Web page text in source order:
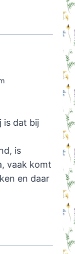
is dat bij
is
vaak komt
en daar